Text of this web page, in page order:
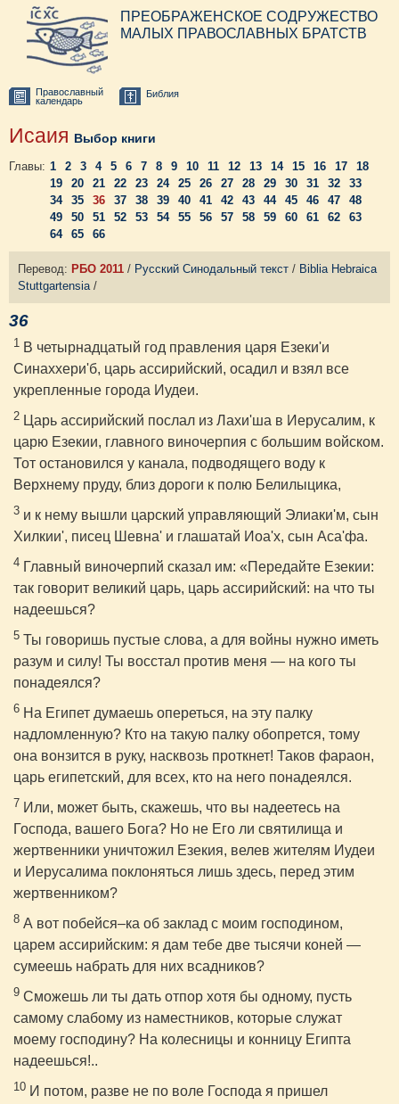
ПРЕОБРАЖЕНСКОЕ СОДРУЖЕСТВО
МАЛЫХ ПРАВОСЛАВНЫХ БРАТСТВ
Православный
календарь
Библия
Исаия Выбор книги
Главы: 1 2 3 4 5 6 7 8 9 10 11 12 13 14 15 16 17
18
19
20 21 22 23 24 25 26 27 28 29 30 31 32
33
34
35 36 37 38 39 40 41 42 43 44 45 46 47
48
49
50 51 52 53 54 55 56 57 58 59 60 61 62
63
64
65 66
Перевод: РБО 2011 / Русский Синодальный текст / Biblia Hebraica
Stuttgartensia/
36
1 В четырнадцатый год правления царя Езеки'и
Синаххери'б, царь ассирийский, осадил и взял все
укрепленные города Иудеи.
2 Царь ассирийский послал из Лахи'ша в Иерусалим, к
царю Езекии, главного виночерпия с большим войском.
Тот остановился у канала, подводящего воду к
Верхнему пруду, близ дороги к полю Белилыцика,
3 и к нему вышли царский управляющий Элиаки'м, сын
Хилкии', писец Шевна' и глашатай Иоа'х, сын Аса'фа.
4 Главный виночерпий сказал им: «Передайте Езекии:
так говорит великий царь, царь ассирийский: на что ты
надеешься?
5 Ты говоришь пустые слова, а для войны нужно иметь
разум и силу! Ты восстал против меня — на кого ты
понадеялся?
6 На Египет думаешь опереться, на эту палку
надломленную? Кто на такую палку обопрется, тому
она вонзится в руку, насквозь проткнет! Таков фараон,
царь египетский, для всех, кто на него понадеялся.
7 Или, может быть, скажешь, что вы надеетесь на
Господа, вашего Бога? Но не Его ли святилища и
жертвенники уничтожил Езекия, велев жителям Иудеи
и Иерусалима поклоняться лишь здесь, перед этим
жертвенником?
8 А вот побейся–ка об заклад с моим господином,
царем ассирийским: я дам тебе две тысячи коней —
сумеешь набрать для них всадников?
9 Сможешь ли ты дать отпор хотя бы одному, пусть
самому слабому из наместников, которые служат
моему господину? На колесницы и конницу Египта
надеешься!..
10 И потом, разве не по воле Господа я пришел